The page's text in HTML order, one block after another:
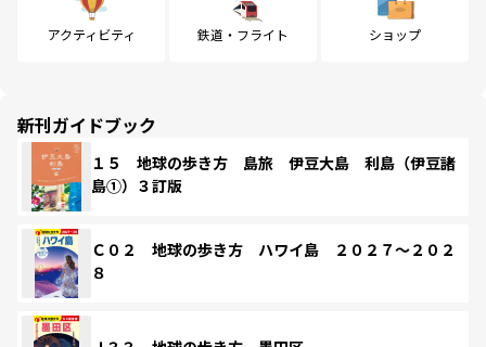
アクティビティ 鉄道・フライト ショップ
新刊ガイドブック
１５ 地球の歩き方 島旅 伊豆大島 利島（伊豆諸
島①）３訂版
Ｃ０２ 地球の歩き方 ハワイ島 ２０２７～２０２
８